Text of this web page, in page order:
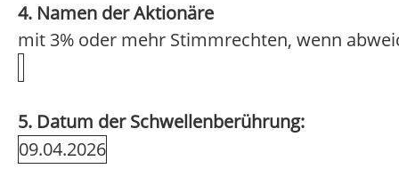
4. Namen der Aktionäre
mit 3% oder mehr Stimmrechten, wenn
5. Datum der Schwellenberührung:
09.04.2026